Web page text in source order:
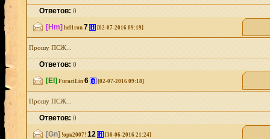
Ответов:0
[Hm] hel1ron 7 [i] [02-07-2016 09:19]
Прошу ПСЖ...
Ответов:0
[El] FuraciLin 6 [i] [02-07-2016 09:18]
Прошу ПСЖ...
Ответов:0
[Gn] !орк2007! 12 [i] [30-06-2016 21:24]